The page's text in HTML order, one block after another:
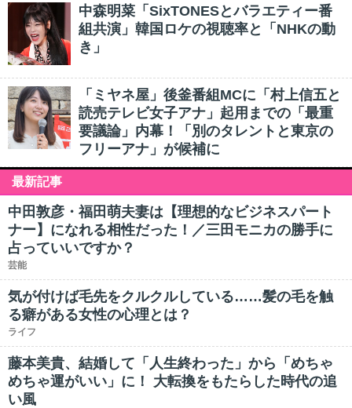
中森明菜「SixTONESとバラエティー番
組共演」韓国ロケの視聴率と「NHKの動
き」
「ミヤネ屋」後釜番組MCに「村上信五と
読売テレビ女子アナ」起用までの「最重
要議論」内幕！「別のタレントと東京の
フリーアナ」が候補に
最新記事
中田敦彦・福田萌夫妻は【理想的なビジネスパート
ナー】になれる相性だった！／三田モニカの勝手に
占っていいですか？
芸能
気が付けば毛先をクルクルしている……髪の毛を触
る癖がある女性の心理とは？
ライフ
藤本美貴、結婚して「人生終わった」から「めちゃ
めちゃ運がいい」に！ 大転換をもたらした時代の追
い風